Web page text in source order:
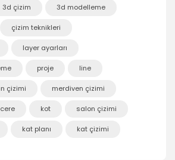
1
1
3d çizim 3d modelleme
çizim teknikleri
layer ayarları
proje line
çizimi merdiven çizimi
kot salon çizimi
kat planı kat çizimi